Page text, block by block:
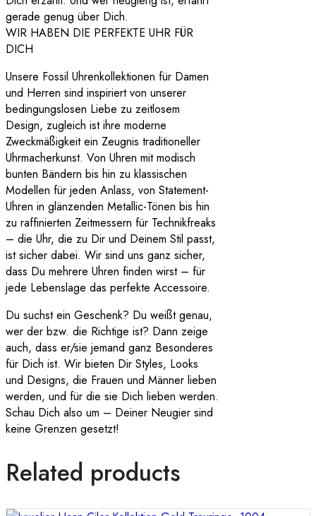
gerade genug über Dich.
WIR HABEN DIE PERFEKTE UHR FÜR
DICH
Unsere Fossil Uhrenkollektionen für Damen
und Herren sind inspiriert von unserer
bedingungslosen Liebe zu zeitlosem
Design, zugleich ist ihre moderne
Zweckmäßigkeit ein Zeugnis traditioneller
Uhrmacherkunst. Von Uhren mit modisch
bunten Bändern bis hin zu klassischen
Modellen für jeden Anlass, von Statement-
Uhren in glänzenden Metallic-Tönen bis hin
zu raffinierten Zeitmessern für Technikfreaks
– die Uhr, die zu Dir und Deinem Stil passt,
ist sicher dabei. Wir sind uns ganz sicher,
dass Du mehrere Uhren finden wirst – für
jede Lebenslage das perfekte Accessoire.
Du suchst ein Geschenk? Du weißt genau,
wer der bzw. die Richtige ist? Dann zeige
auch, dass er/sie jemand ganz Besonderes
für Dich ist. Wir bieten Dir Styles, Looks
und Designs, die Frauen und Männer lieben
werden, und für die sie Dich lieben werden.
Schau Dich also um – Deiner Neugier sind
keine Grenzen gesetzt!
Related products